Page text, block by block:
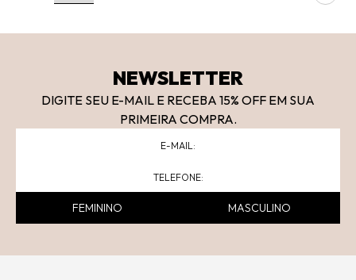
NEWSLETTER
DIGITE SEU E-MAIL E RECEBA 15% OFF EM SUA
PRIMEIRA COMPRA.
FEMININO MASCULINO